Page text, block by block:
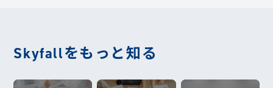
Skyfallをもっと知る